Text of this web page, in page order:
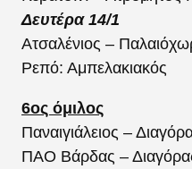
Δευτέρα 14/1
Ατσαλένιος –
Ρεπό: Αμπελακιακός
6ος όμιλος
Παναιγιάλειος –
ΠΑΟ Βάρδας –